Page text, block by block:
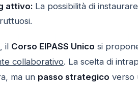
attivo:La possibilità di
il Corso EIPASS Unico si
collaborativo. La scelta di
ma un passo strategico verso